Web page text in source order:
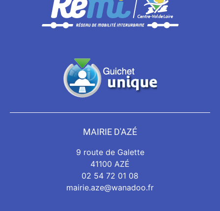
MAIRIE D'AZÉ
9 route de Galette
41100 AZÉ
02 54 72 01 08
mairie.aze@wanadoo.fr